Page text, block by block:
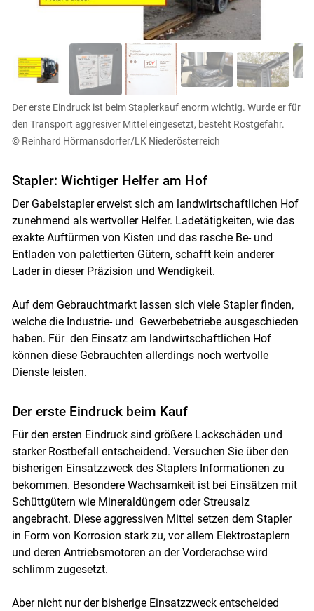
Der erste Eindruck ist beim Staplerkauf enorm wichtig. Wurde er für
den Transport aggresiver Mittel eingesetzt, besteht Rostgefahr.
© Reinhard Hörmansdorfer/LK Niederösterreich
Stapler: Wichtiger Helfer am Hof
Der Gabelstapler erweist sich am landwirtschaftlichen Hof
zunehmend als wertvoller Helfer. Ladetätigkeiten, wie das
exakte Auftürmen von Kisten und das rasche Be- und
Entladen von palettierten Gütern, schafft kein anderer
Lader in dieser Präzision und Wendigkeit.
Auf dem Gebrauchtmarkt lassen sich viele Stapler finden,
welche die Industrie- und Gewerbebetriebe ausgeschieden
haben. Für den Einsatz am landwirtschaftlichen Hof
können diese Gebrauchten allerdings noch wertvolle
Dienste leisten.
Der erste Eindruck beim Kauf
Für den ersten Eindruck sind größere Lackschäden und
starker Rostbefall entscheidend. Versuchen Sie über den
bisherigen Einsatzzweck des Staplers Informationen zu
bekommen. Besondere Wachsamkeit ist bei Einsätzen mit
Schüttgütern wie Mineraldüngern oder Streusalz
angebracht. Diese aggressiven Mittel setzen dem Stapler
in Form von Korrosion stark zu, vor allem Elektrostaplern
und deren Antriebsmotoren an der Vorderachse wird
schlimm zugesetzt.
Aber nicht nur der bisherige Einsatzzweck entscheided